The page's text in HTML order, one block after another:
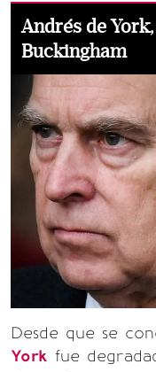
Andrés de
Buckingham
Desde que se
York fue